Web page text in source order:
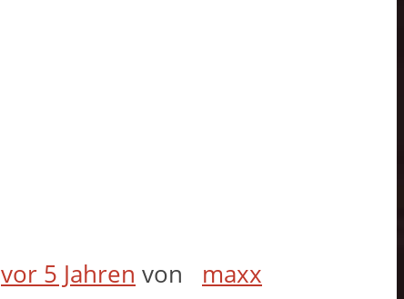
vor 5 Jahren von
maxx